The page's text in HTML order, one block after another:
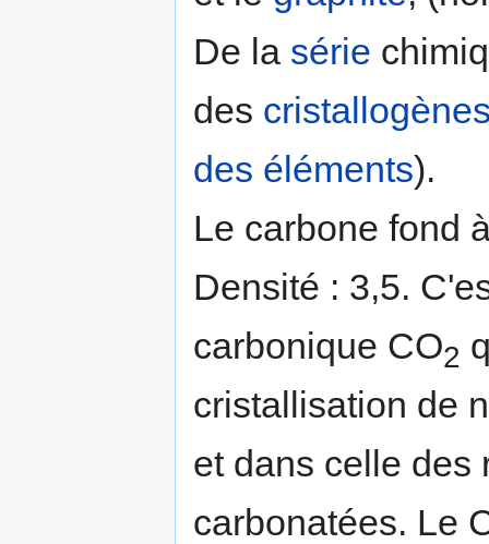
De la série
des
des éléments).
Le carbone fond
Densité : 3,5.
carbonique CO2
cristallisation de
et dans celle des
carbonatées. Le